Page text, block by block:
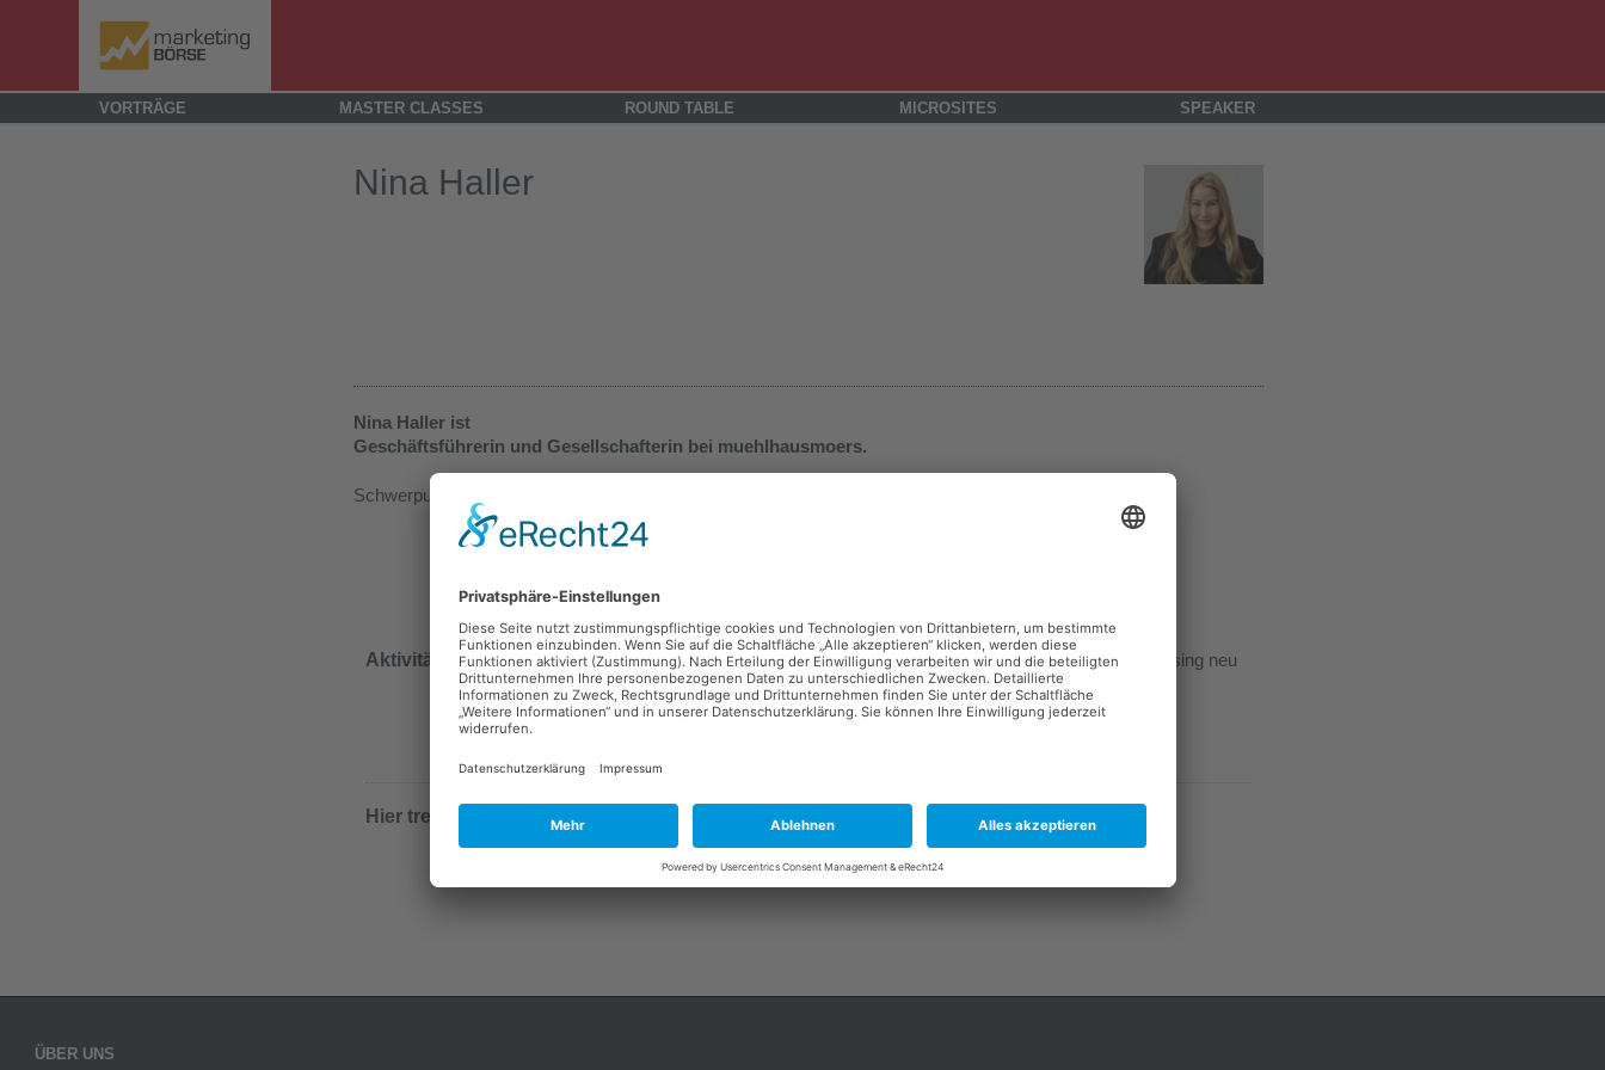
VORTRÄGE MASTER CLASSES ROUND TABLE MICROSITES SPEAKER
Nina Haller
Nina Haller ist
Geschäftsführerin und Gesellschafterin bei muehlhausmoers.
Schwerpunkte:
Aktivitäten
Beyond Targeting: Wie KI, Creative und Open Web Advertising neu
sortieren
Was uns im Marketing 2026 erwartet
Hier treffen Sie mich Digitalkonferenz Marketing Automation
ÜBER UNS